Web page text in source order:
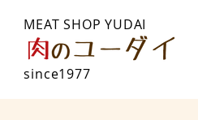
MEAT SHOP YUDAI
since1977